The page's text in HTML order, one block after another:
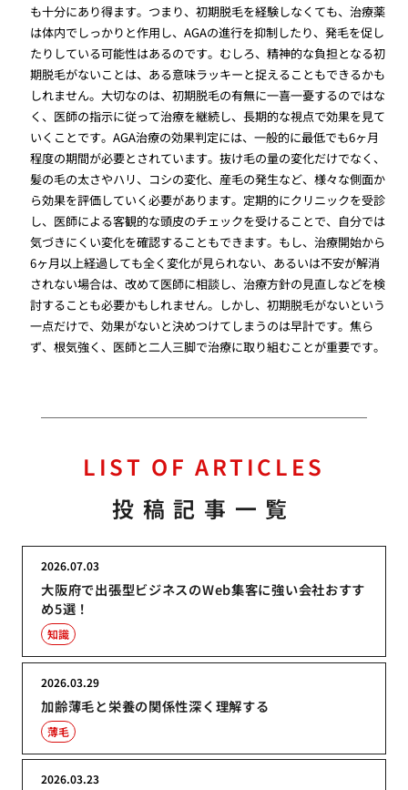
も十分にあり得ます。つまり、初期脱毛を経験しなくても、治療薬
は体内でしっかりと作用し、AGAの進行を抑制したり、発毛を促し
たりしている可能性はあるのです。むしろ、精神的な負担となる初
期脱毛がないことは、ある意味ラッキーと捉えることもできるかも
しれません。大切なのは、初期脱毛の有無に一喜一憂するのではな
く、医師の指示に従って治療を継続し、長期的な視点で効果を見て
いくことです。AGA治療の効果判定には、一般的に最低でも6ヶ月
程度の期間が必要とされています。抜け毛の量の変化だけでなく、
髪の毛の太さやハリ、コシの変化、産毛の発生など、様々な側面か
ら効果を評価していく必要があります。定期的にクリニックを受診
し、医師による客観的な頭皮のチェックを受けることで、自分では
気づきにくい変化を確認することもできます。もし、治療開始から
6ヶ月以上経過しても全く変化が見られない、あるいは不安が解消
されない場合は、改めて医師に相談し、治療方針の見直しなどを検
討することも必要かもしれません。しかし、初期脱毛がないという
一点だけで、効果がないと決めつけてしまうのは早計です。焦ら
ず、根気強く、医師と二人三脚で治療に取り組むことが重要です。
LIST OF ARTICLES
投稿記事一覧
大阪府で出張型ビジネスのWeb集客に強い会社おすす
め5選！
2026.07.03
知識
加齢薄毛と栄養の関係性深く理解する
2026.03.29
薄毛
2026.03.23